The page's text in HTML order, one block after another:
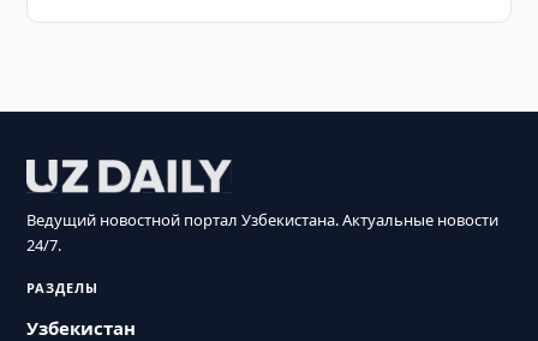
Ведущий новостной портал Узбекистана. Актуальные новости
24/7.
РАЗДЕЛЫ
Узбекистан